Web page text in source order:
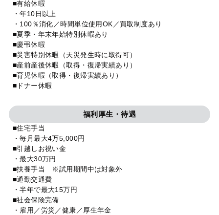
■有給休暇
・年10日以上
・100％消化／時間単位使用OK／買取制度あり
■夏季・年末年始特別休暇あり
■慶弔休暇
■災害特別休暇（天災発生時に取得可）
■産前産後休暇（取得・復帰実績あり）
■育児休暇（取得・復帰実績あり）
■ドナー休暇
福利厚生・待遇
■住宅手当
・毎月最大4万5,000円
■引越しお祝い金
・最大30万円
■扶養手当 ※試用期間中は対象外
■通勤交通費
・半年で最大15万円
■社会保険完備
・雇用／労災／健康／厚生年金